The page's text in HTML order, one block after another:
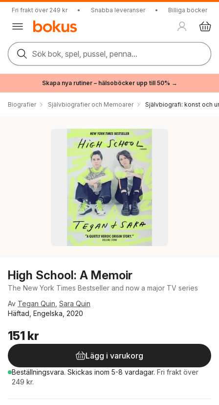
Fri frakt över 249 kr • Snabba leveranser • Billiga böcker
Sök bok, spel, pussel, penna...
Skapa nya rutiner – hälsoböcker upp till 50% →
Biografier Självbiografier och Memoarer Självbiografi: konst och
High School: A Memoir
The New York Times Bestseller and now a major TV series
Av Tegan Quin Sara Quin
Häftad, Engelska, 2020
151 kr
Lägg i varukorg
Beställningsvara. Skickas inom 5-8 vardagar. Fri frakt över
249 kr.